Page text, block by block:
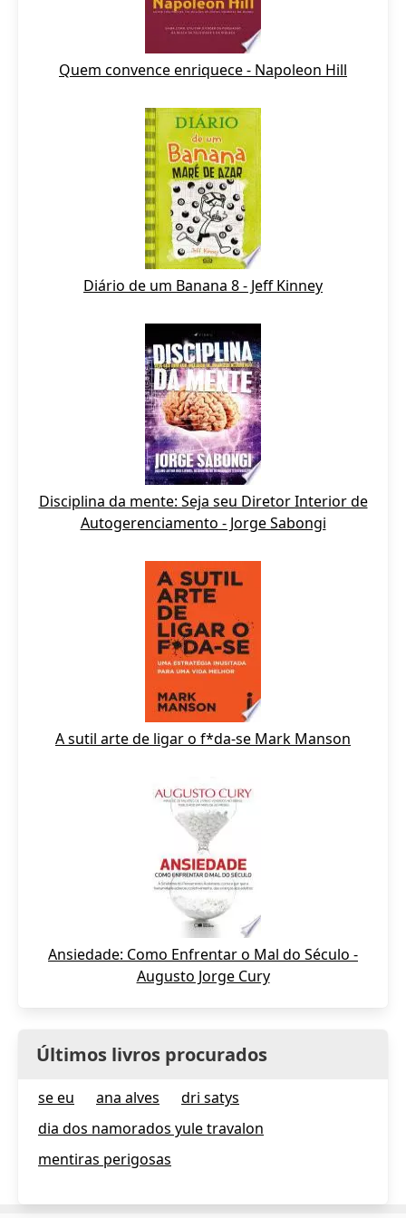
Quem convence enriquece - Napoleon Hill
Diário de um Banana 8 - Jeff Kinney
Disciplina da mente: Seja seu Diretor Interior de
Autogerenciamento - Jorge Sabongi
A sutil arte de ligar o f*da-se Mark Manson
Ansiedade: Como Enfrentar o Mal do Século -
Augusto Jorge Cury
Últimos livros procurados
se eu ana alves
dri satys
dia dos namorados yule travalon
mentiras perigosas